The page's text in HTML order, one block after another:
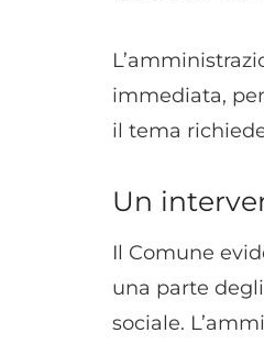
immediata,
il tema
Un
Il Comune
una parte
sociale.